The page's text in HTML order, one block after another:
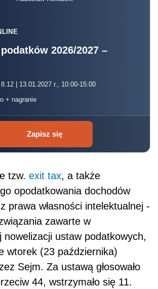
2026/2027 –
| 13.01.2027 r., 10:00-15:00
+ nagranie
Zapisz się
tzw. exit tax, a także
opodatkowania dochodów
prawa własności intelektualnej -
zawarte w
nowelizacji ustaw podatkowych,
wtorek (23 października)
Sejm. Za ustawą głosowało
44, wstrzymało się 11.